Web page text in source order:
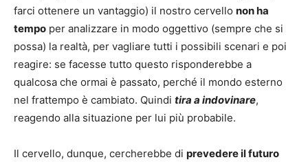
farci ottenere un vantaggio) il nostro cervello non ha
tempo per analizzare in modo oggettivo (sempre che si
possa) la realtà, per vagliare tutti i possibili scenari e poi
reagire: se facesse tutto questo risponderebbe a
qualcosa che ormai è passato, perché il mondo esterno
nel frattempo è cambiato. Quindi tira a indovinare,
reagendo alla situazione per lui più probabile.
Il cervello, dunque, cercherebbe di prevedere il futuro